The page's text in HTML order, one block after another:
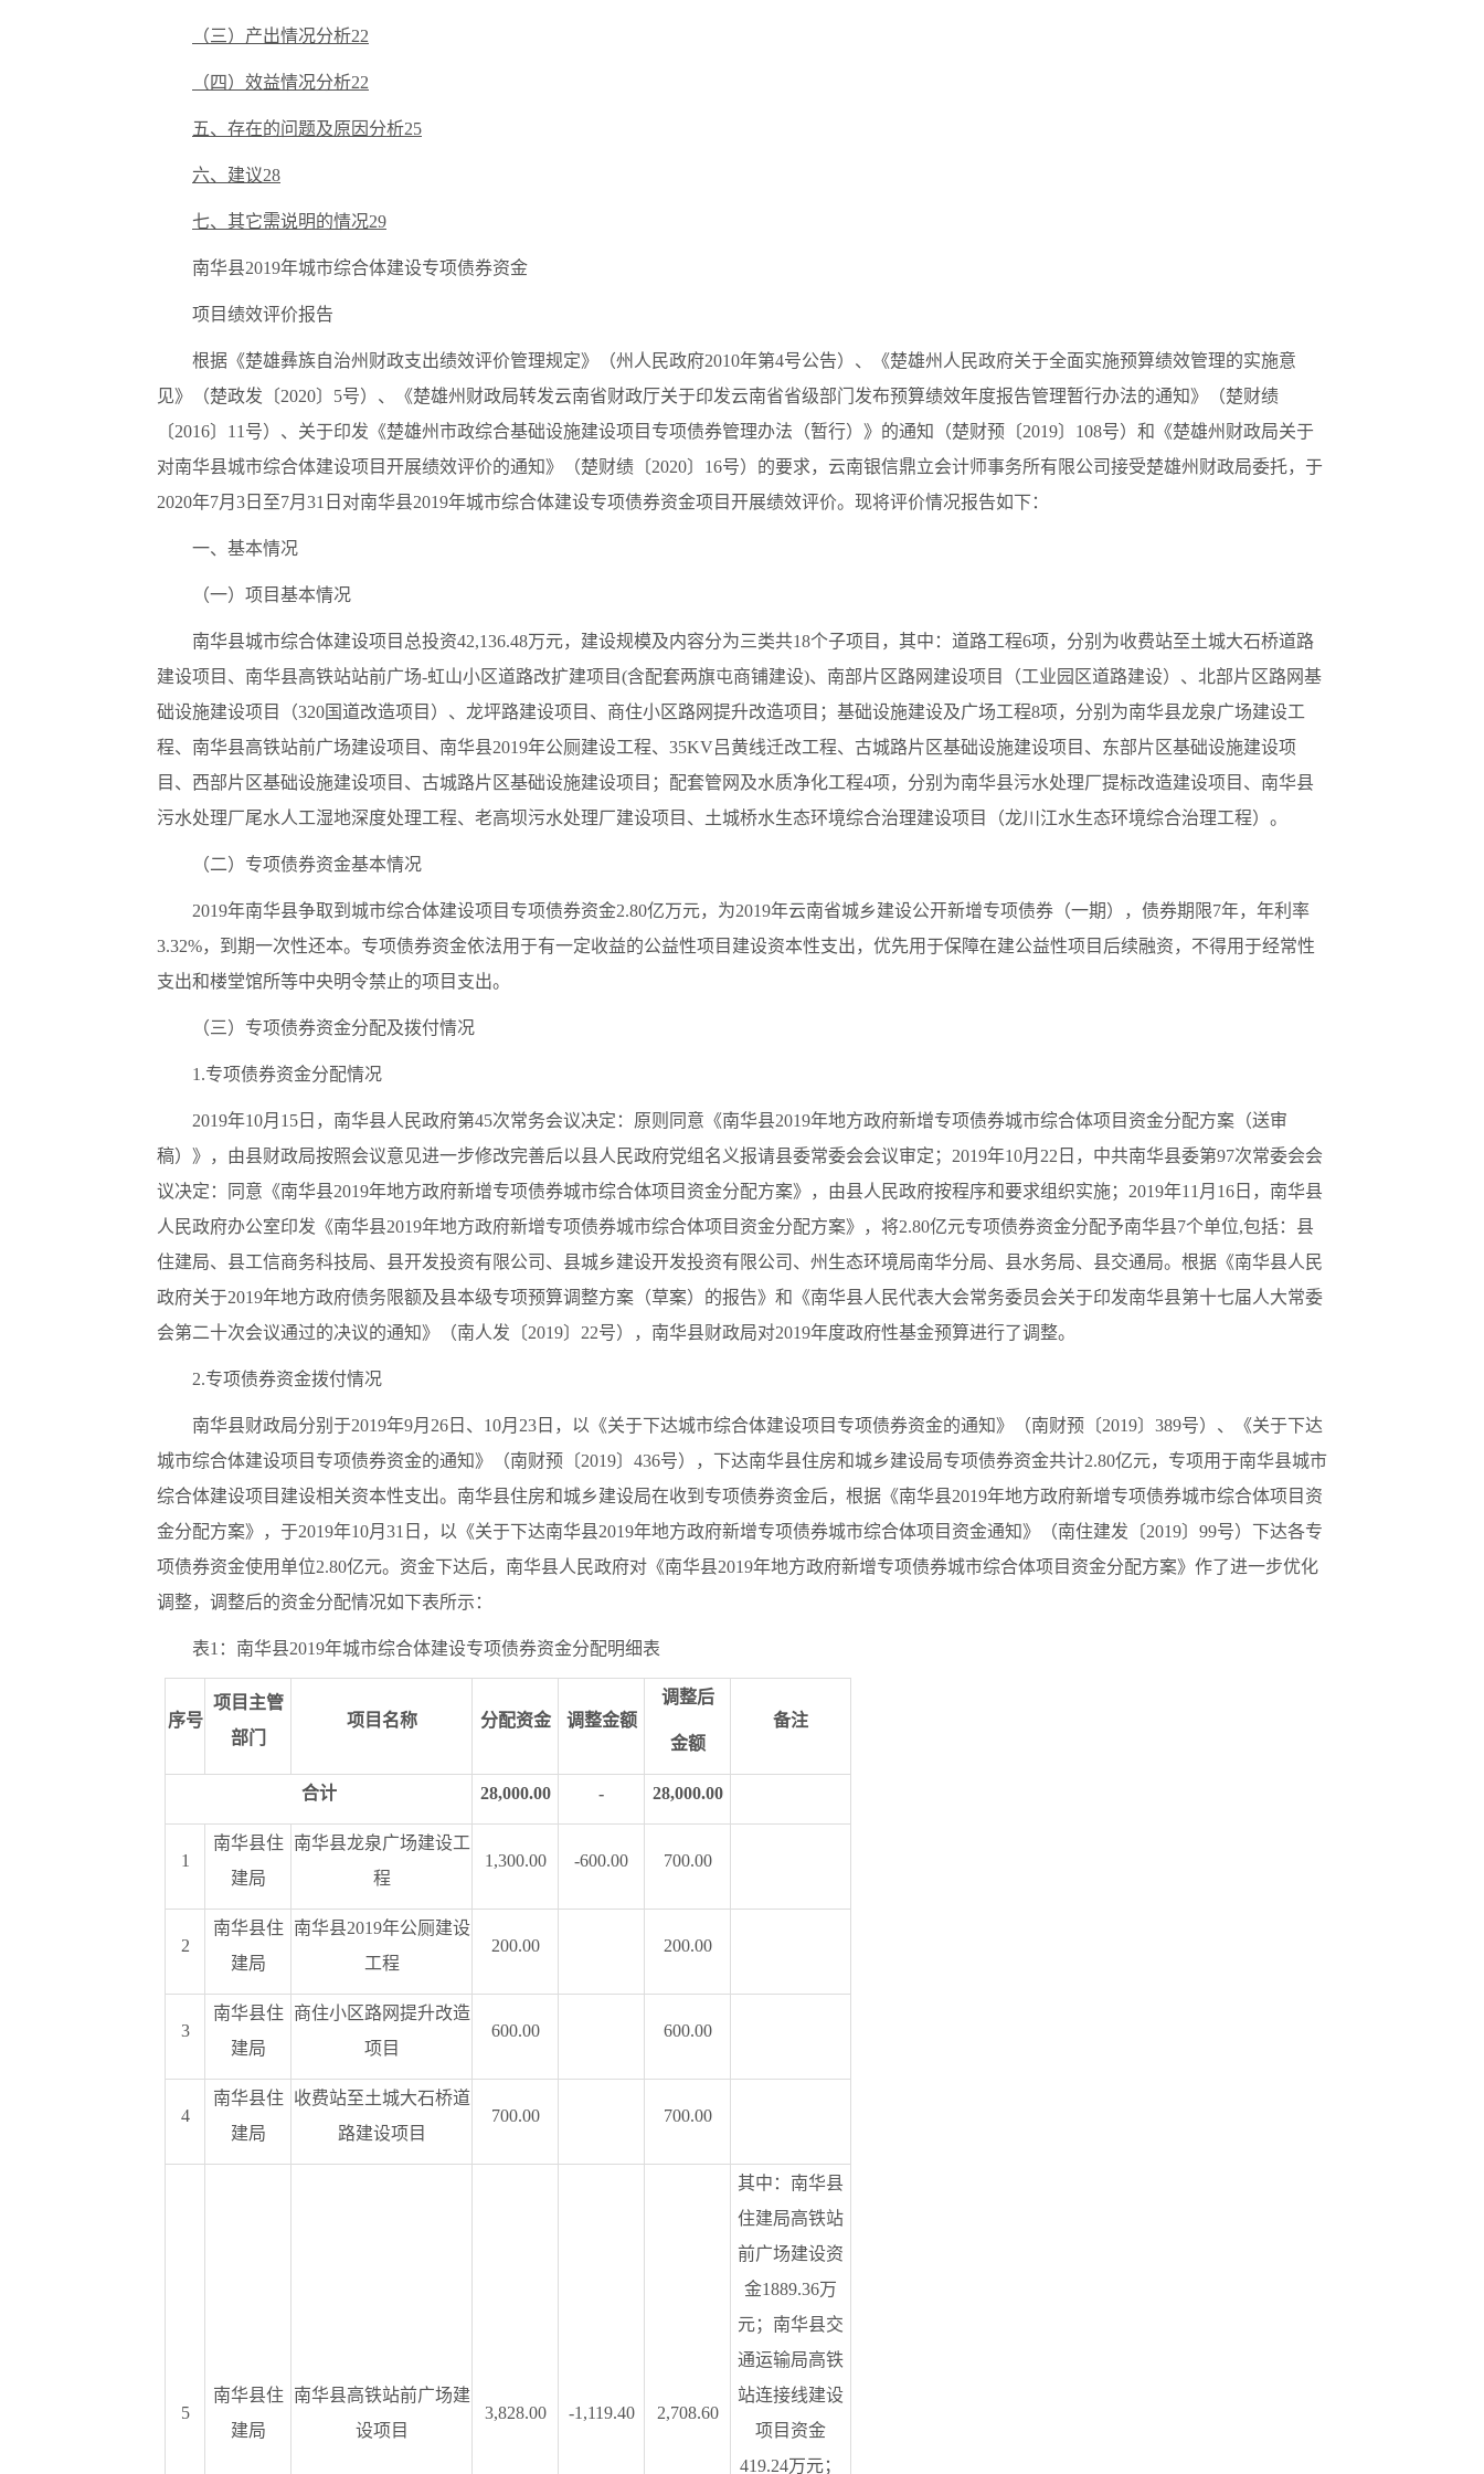
（三）产出情况分析22
（四）效益情况分析22
五、存在的问题及原因分析25
六、建议28
七、其它需说明的情况29
南华县2019年城市综合体建设专项债券资金
项目绩效评价报告
根据《楚雄彝族自治州财政支出绩效评价管理规定》（州人民政府2010年第4号公告）、《楚雄州人民政府关于全面实施预算绩效管理的实施意
见》（楚政发〔2020〕5号）、《楚雄州财政局转发云南省财政厅关于印发云南省省级部门发布预算绩效年度报告管理暂行办法的通知》（楚财绩
〔2016〕11号）、关于印发《楚雄州市政综合基础设施建设项目专项债券管理办法（暂行）》的通知（楚财预〔2019〕108号）和《楚雄州财政局关于
对南华县城市综合体建设项目开展绩效评价的通知》（楚财绩〔2020〕16号）的要求，云南银信鼎立会计师事务所有限公司接受楚雄州财政局委托，于
2020年7月3日至7月31日对南华县2019年城市综合体建设专项债券资金项目开展绩效评价。现将评价情况报告如下：
一、基本情况
（一）项目基本情况
南华县城市综合体建设项目总投资42,136.48万元，建设规模及内容分为三类共18个子项目，其中：道路工程6项，分别为收费站至土城大石桥道路
建设项目、南华县高铁站站前广场-虹山小区道路改扩建项目(含配套两旗屯商铺建设)、南部片区路网建设项目（工业园区道路建设）、北部片区路网基
础设施建设项目（320国道改造项目）、龙坪路建设项目、商住小区路网提升改造项目；基础设施建设及广场工程8项，分别为南华县龙泉广场建设工
程、南华县高铁站前广场建设项目、南华县2019年公厕建设工程、35KV吕黄线迁改工程、古城路片区基础设施建设项目、东部片区基础设施建设项
目、西部片区基础设施建设项目、古城路片区基础设施建设项目；配套管网及水质净化工程4项，分别为南华县污水处理厂提标改造建设项目、南华县
污水处理厂尾水人工湿地深度处理工程、老高坝污水处理厂建设项目、土城桥水生态环境综合治理建设项目（龙川江水生态环境综合治理工程）。
（二）专项债券资金基本情况
2019年南华县争取到城市综合体建设项目专项债券资金2.80亿万元，为2019年云南省城乡建设公开新增专项债券（一期），债券期限7年，年利率
3.32%，到期一次性还本。专项债券资金依法用于有一定收益的公益性项目建设资本性支出，优先用于保障在建公益性项目后续融资，不得用于经常性
支出和楼堂馆所等中央明令禁止的项目支出。
（三）专项债券资金分配及拨付情况
1.专项债券资金分配情况
2019年10月15日，南华县人民政府第45次常务会议决定：原则同意《南华县2019年地方政府新增专项债券城市综合体项目资金分配方案（送审
稿）》，由县财政局按照会议意见进一步修改完善后以县人民政府党组名义报请县委常委会会议审定；2019年10月22日，中共南华县委第97次常委会会
议决定：同意《南华县2019年地方政府新增专项债券城市综合体项目资金分配方案》，由县人民政府按程序和要求组织实施；2019年11月16日，南华县
人民政府办公室印发《南华县2019年地方政府新增专项债券城市综合体项目资金分配方案》，将2.80亿元专项债券资金分配予南华县7个单位,包括：县
住建局、县工信商务科技局、县开发投资有限公司、县城乡建设开发投资有限公司、州生态环境局南华分局、县水务局、县交通局。根据《南华县人民
政府关于2019年地方政府债务限额及县本级专项预算调整方案（草案）的报告》和《南华县人民代表大会常务委员会关于印发南华县第十七届人大常委
会第二十次会议通过的决议的通知》（南人发〔2019〕22号），南华县财政局对2019年度政府性基金预算进行了调整。
2.专项债券资金拨付情况
南华县财政局分别于2019年9月26日、10月23日，以《关于下达城市综合体建设项目专项债券资金的通知》（南财预〔2019〕389号）、《关于下达
城市综合体建设项目专项债券资金的通知》（南财预〔2019〕436号），下达南华县住房和城乡建设局专项债券资金共计2.80亿元，专项用于南华县城市
综合体建设项目建设相关资本性支出。南华县住房和城乡建设局在收到专项债券资金后，根据《南华县2019年地方政府新增专项债券城市综合体项目资
金分配方案》，于2019年10月31日，以《关于下达南华县2019年地方政府新增专项债券城市综合体项目资金通知》（南住建发〔2019〕99号）下达各专
项债券资金使用单位2.80亿元。资金下达后，南华县人民政府对《南华县2019年地方政府新增专项债券城市综合体项目资金分配方案》作了进一步优化
调整，调整后的资金分配情况如下表所示：
表1：南华县2019年城市综合体建设专项债券资金分配明细表
序号
项目主管
部门
项目名称 分配资金 调整金额
调整后
金额
备注
合计 28,000.00 - 28,000.00
1
南华县住
建局
南华县龙泉广场建设工
程
1,300.00 -600.00 700.00
2
南华县住
建局
南华县2019年公厕建设
工程
200.00 200.00
3
南华县住
建局
商住小区路网提升改造
项目
600.00 600.00
4
南华县住
建局
收费站至土城大石桥道
路建设项目
700.00 700.00
5
南华县住
建局
南华县高铁站前广场建
设项目
3,828.00 -1,119.40 2,708.60
其中：南华县
住建局高铁站
前广场建设资
金1889.36万
元；南华县交
通运输局高铁
站连接线建设
项目资金
419.24万元；